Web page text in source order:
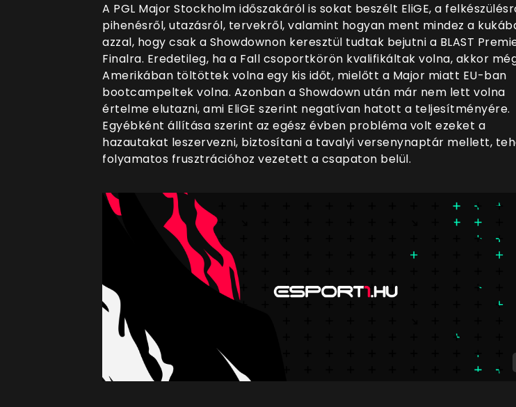
A PGL Major Stockholm időszakáról is sokat beszélt EliGE, a
pihenésről, utazásról, tervekről, valamint hogyan ment mindez a
azzal, hogy csak a Showdownon keresztül tudtak bejutni a BLAST
Finalra. Eredetileg, ha a Fall csoportkörön kvalifikáltak volna, akkor
Amerikában töltöttek volna egy kis időt, mielőtt a Major miatt EU-ban
bootcampeltek volna. Azonban a Showdown után már nem lett volna
értelme elutazni, ami EliGE szerint negatívan hatott a teljesítményére.
Egyébként állítása szerint az egész évben probléma volt ezeket a
hazautakat leszervezni, biztosítani a tavalyi versenynaptár mellett,
folyamatos frusztrációhoz vezetett a csapaton belül.